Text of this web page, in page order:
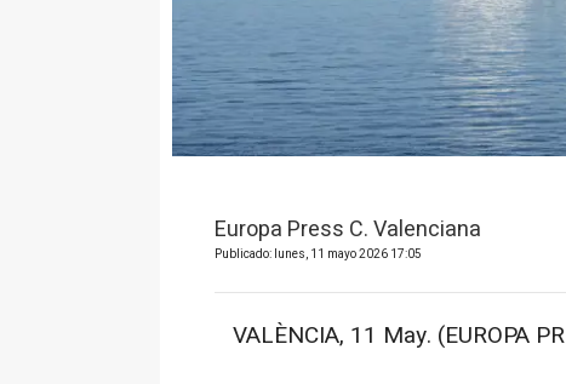
Europa Press C. Valenciana
Publicado: lunes, 11 mayo 2026 17:05
VALÈNCIA, 11 May. (EUROPA